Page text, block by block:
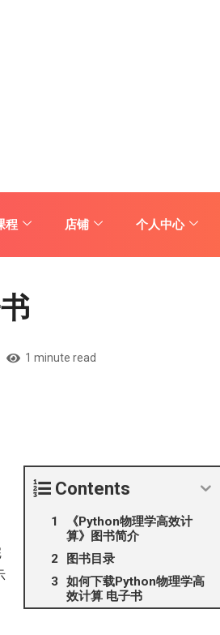
程 店铺 个人中心
1 minute read
Contents
《Python物理学高效计
算》图书简介
图书目录
如何下载Python物理学高
效计算 电子书